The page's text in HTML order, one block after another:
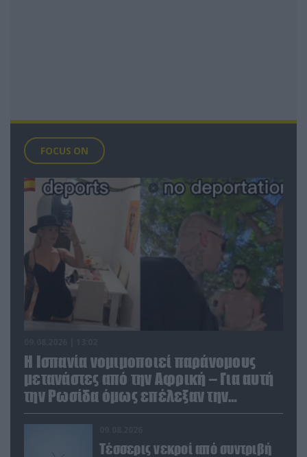
FOCUS ON
Η Ισπανία νομιμοποιεί παράνομους
μετανάστες από την Αφρική – Για αυτή
την Ρωσίδα όμως επέλεξαν την
απέλαση
Τέσσερις νεκροί από συντριβή